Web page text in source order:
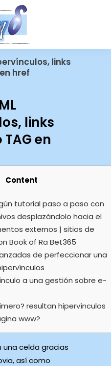
links
href
links
en
Content
tutorial paso a paso con
desplazándolo hacia el
externos | sitios de
Book of Ra Bet365
de perfeccionar una
a una gestión sobre e-
resultan hipervínculos
www?
una celda gracias
así como